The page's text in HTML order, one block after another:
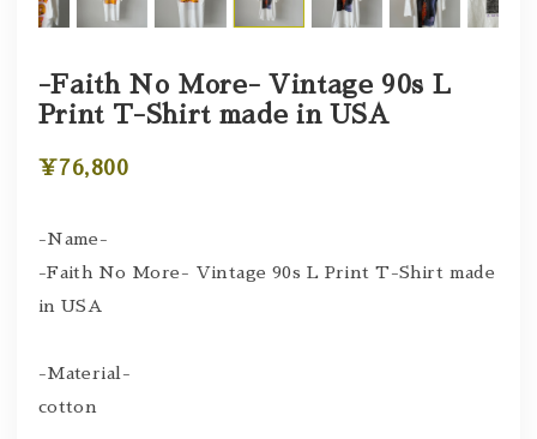
-Faith No More- Vintage 90s L
Print T-Shirt made in USA
¥76,800
-Name-
-Faith No More- Vintage 90s L Print T-Shirt made
in USA
-Material-
cotton